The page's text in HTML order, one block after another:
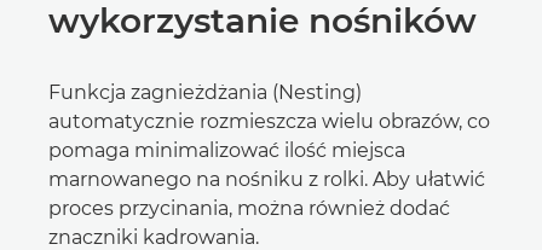
wykorzystanie nośników
Funkcja zagnieżdżania (Nesting)
automatycznie rozmieszcza wielu obrazów, co
pomaga minimalizować ilość miejsca
marnowanego na nośniku z rolki. Aby ułatwić
proces przycinania, można również dodać
znaczniki kadrowania.